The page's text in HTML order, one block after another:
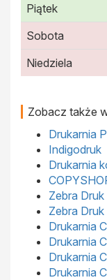
Piątek
Sobota
Niedziela
Zobacz także
Drukarnia
Indigodruk
Drukarnia
Zebra
Zebra
Drukarnia
Drukarnia
Drukarnia
Drukarnia